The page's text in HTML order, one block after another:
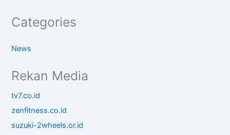
Categories
News
Rekan Media
tv7.co.id
zenfitness.co.id
suzuki-2wheels.or.id